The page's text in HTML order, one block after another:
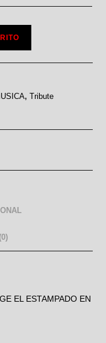
,Tribute
EL ESTAMPADO EN